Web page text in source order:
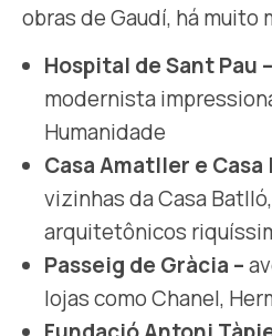
obras de Gaudí, há muito
Hospital de Sant Pau –
modernista
Humanidade
Casa Amatller e Casa
vizinhas da Casa
arquitetônicos
Passeig de Gràcia –
lojas como Chanel,